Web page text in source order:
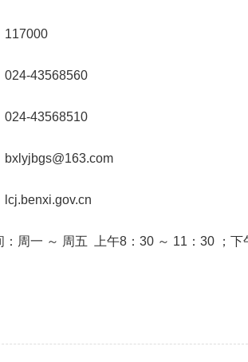
024-43568560
43568510
：周一 ～ 周五 上午8：30 ～ 11：30 ；下